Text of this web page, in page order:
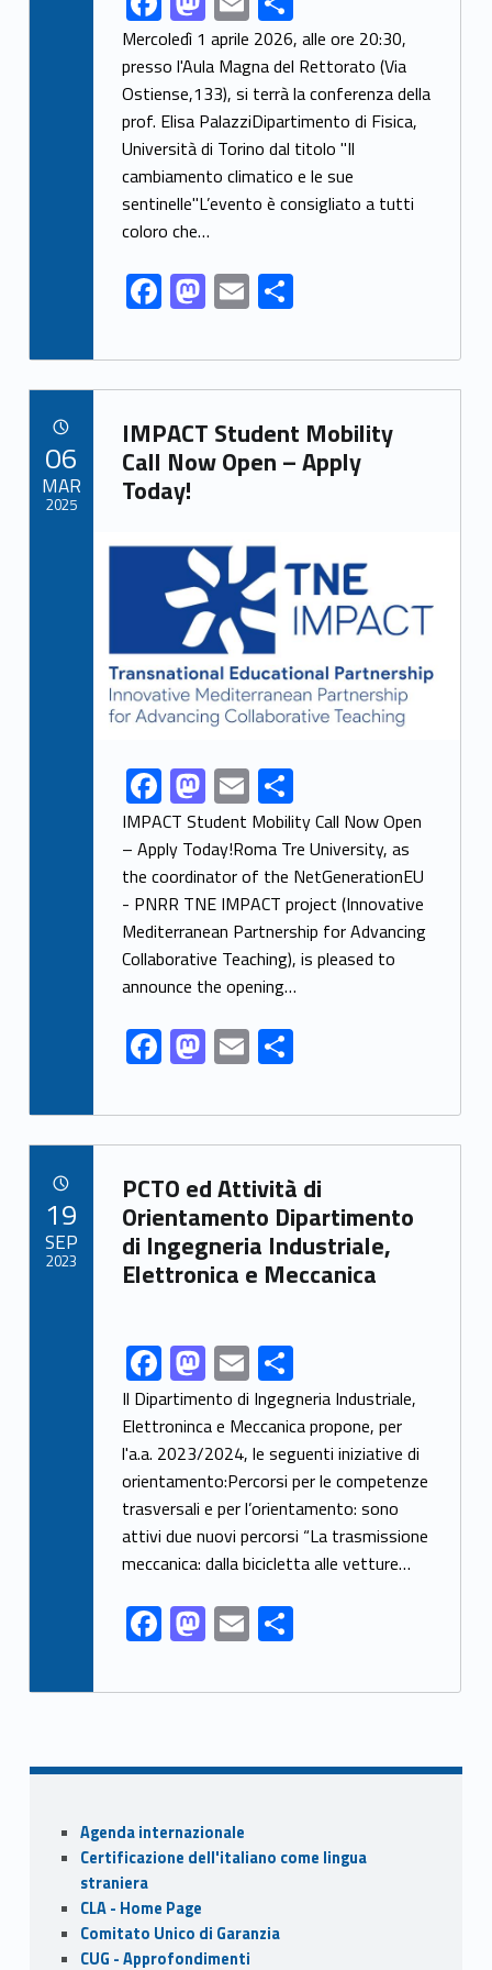
ac
e
b
o
o
k
as
to
d
o
n
m
ai
l
h
ar
e
Mercoledì 1 aprile 2026, alle ore 20:30,
presso l'Aula Magna del Rettorato (Via
Ostiense,133), si terrà la conferenza della
prof. Elisa PalazziDipartimento di Fisica,
Università di Torino dal titolo "Il
cambiamento climatico e le sue
sentinelle"L’evento è consigliato a tutti
coloro che…
F
ac
e
b
o
o
k
M
as
to
d
o
n
E
m
ai
l
S
ar
e
Link identifier archive #link-archive-57998
IMPACT Student Mobility
Call Now Open – Apply
Today!
Link identifier archive #link-archive-thumb-soap-4731
Link identifier share facebook archive #share-link-archive-24493F
ac
e
b
o
o
k
M
as
to
d
o
n
E
m
ai
l
S
h
ar
e
IMPACT Student Mobility Call Now Open
– Apply Today!Roma Tre University, as
the coordinator of the NetGenerationEU
- PNRR TNE IMPACT project (Innovative
Mediterranean Partnership for Advancing
Collaborative Teaching), is pleased to
announce the opening…
F
ac
e
b
o
o
k
M
as
to
d
o
n
E
m
ai
l
S
ar
e
06
MAR
2025
Link identifier archive #link-archive-5736
PCTO ed Attività di
Orientamento Dipartimento
di Ingegneria Industriale,
Elettronica e Meccanica
Link identifier share facebook archive #share-link-archive-48301F
ac
e
b
o
o
k
M
as
to
d
o
n
E
m
ai
l
S
h
ar
e
Il Dipartimento di Ingegneria Industriale,
Elettroninca e Meccanica propone, per
l'a.a. 2023/2024, le seguenti iniziative di
orientamento:Percorsi per le competenze
trasversali e per l’orientamento: sono
attivi due nuovi percorsi “La trasmissione
meccanica: dalla bicicletta alle vetture…
F
ac
e
o
k
M
as
to
o
E
m
ai
S
h
ar
19
SEP
2023
Sidebar
Agenda internazionale
Certificazione dell'italiano come lingua
straniera
CLA - Home Page
Comitato Unico di Garanzia
CUG - Approfondimenti